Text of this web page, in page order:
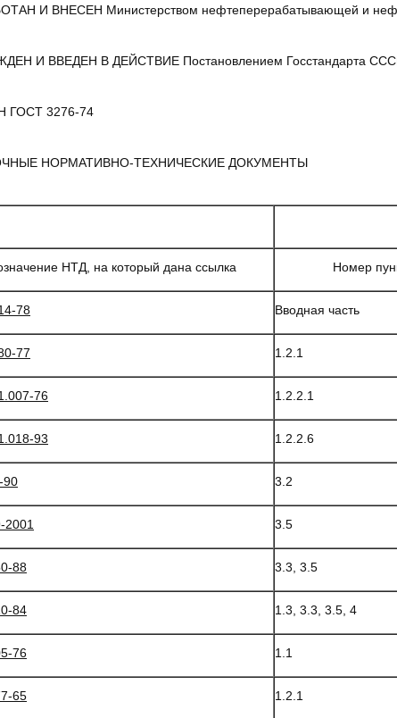
И ВНЕСЕН Министерством нефтеперерабатывающей и
И ВВЕДЕН В ДЕЙСТВИЕ Постановлением Госстандарта
ГОСТ 3276-74
НОРМАТИВНО-ТЕХНИЧЕСКИЕ ДОКУМЕНТЫ
НТД, на который дана ссылка Номер
78 Вводная часть
77 1.2.1
76 1.2.2.1
93 1.2.2.6
90 3.2
3.5
88 3.3, 3.5
84 1.3, 3.3, 3.5, 4
76 1.1
65 1.2.1